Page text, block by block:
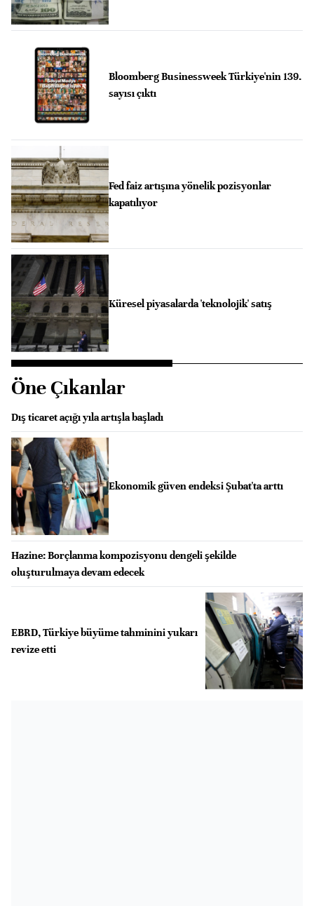
Bloomberg Businessweek Türkiye'nin 139.
sayısı çıktı
Fed faiz artışına yönelik pozisyonlar
kapatılıyor
Küresel piyasalarda 'teknolojik' satış
Öne Çıkanlar
Dış ticaret açığı yıla artışla başladı
Ekonomik güven endeksi Şubat'ta arttı
Hazine: Borçlanma kompozisyonu dengeli şekilde
oluşturulmaya devam edecek
EBRD, Türkiye büyüme tahminini yukarı
revize etti